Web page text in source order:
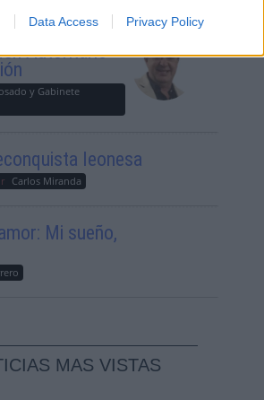
Data Access Privacy Policy
Oriente Medio:
Autoritario
y Gabinete
leonesa
Carlos Miranda
Mi sueño,
MAS VISTAS